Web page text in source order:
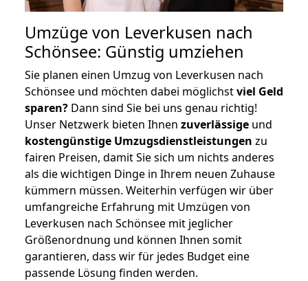
Umzüge von Leverkusen nach
Schönsee: Günstig umziehen
Sie planen einen Umzug von Leverkusen nach
Schönsee und möchten dabei möglichstviel Geld
sparen? Dann sind Sie bei uns genau richtig!
Unser Netzwerk bieten Ihnen zuverlässige und
kostengünstige Umzugsdienstleistungen zu
fairen Preisen, damit Sie sich um nichts anderes
als die wichtigen Dinge in Ihrem neuen Zuhause
kümmern müssen. Weiterhin verfügen wir über
umfangreiche Erfahrung mit Umzügen von
Leverkusen nach Schönsee mit jeglicher
Größenordnung und können Ihnen somit
garantieren, dass wir für jedes Budget eine
passende Lösung finden werden.